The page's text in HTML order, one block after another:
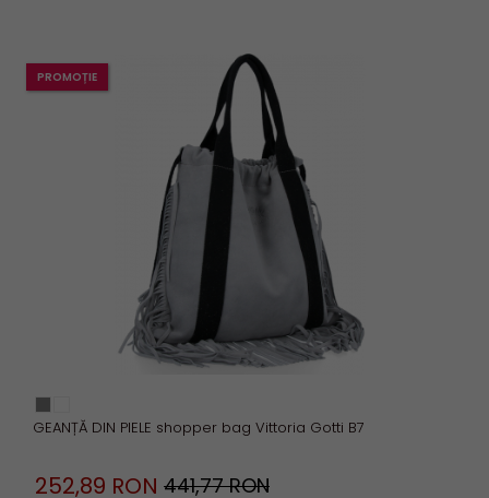
GEANȚĂ DIN PIELE shopper bag Vittoria Gotti B7
PROMOȚIE
252,89 RON 441,77 RON